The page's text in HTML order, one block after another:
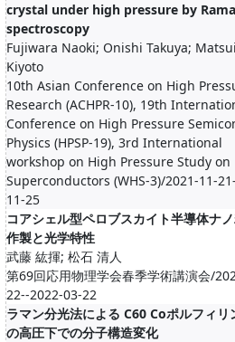
crystal under high pressure by
spectroscopy
Fujiwara Naoki; Onishi Takuya;
Kiyoto
10th Asian Conference on High
Research (ACHPR-10), 19th
Conference on High Pressure
Physics (HPSP-19), 3rd International
workshop on High Pressure Study on
Superconductors (WHS-3)/2021-11-
11-25
コアシェル型ペロブスカイト半導体ナ
作製と光学特性
武藤 紘揮; 松石 清人
第69回応用物理学会春季学術講演会/
22--2022-03-22
ラマン分光法による C60 Coポルフィリ
の高圧下での分子構造変化